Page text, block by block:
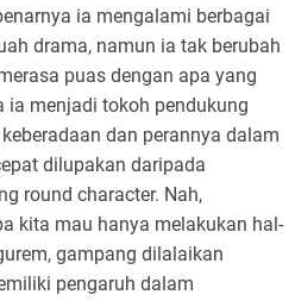
ia mengalami berbagai
drama, namun ia tak berubah
puas dengan apa yang
menjadi tokoh pendukung
dan perannya dalam
dilupakan daripada
round character. Nah,
kita mau hanya melakukan hal-
gampang dilalaikan
pengaruh dalam